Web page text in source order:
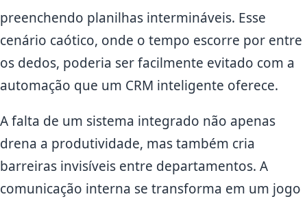
preenchendo planilhas intermináveis. Esse
cenário caótico, onde o tempo escorre por entre
os dedos, poderia ser facilmente evitado com a
automação que um CRM inteligente oferece.
A falta de um sistema integrado não apenas
drena a produtividade, mas também cria
barreiras invisíveis entre departamentos. A
comunicação interna se transforma em um jogo